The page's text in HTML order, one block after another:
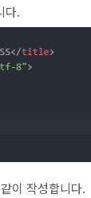
다.
이 작성합니다.